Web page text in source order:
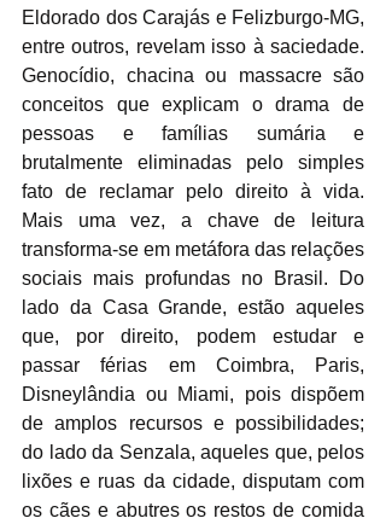
Eldorado dos Carajás e Felizburgo-MG,
entre outros, revelam isso à saciedade.
Genocídio, chacina ou massacre são
conceitos que explicam o drama de
pessoas e famílias sumária e
brutalmente eliminadas pelo simples
fato de reclamar pelo direito à vida.
Mais uma vez, a chave de leitura
transforma-se em metáfora das relações
sociais mais profundas no Brasil. Do
lado da Casa Grande, estão aqueles
que, por direito, podem estudar e
passar férias em Coimbra, Paris,
Disneylândia ou Miami, pois dispõem
de amplos recursos e possibilidades;
do lado da Senzala, aqueles que, pelos
lixões e ruas da cidade, disputam com
os cães e abutres os restos de comida